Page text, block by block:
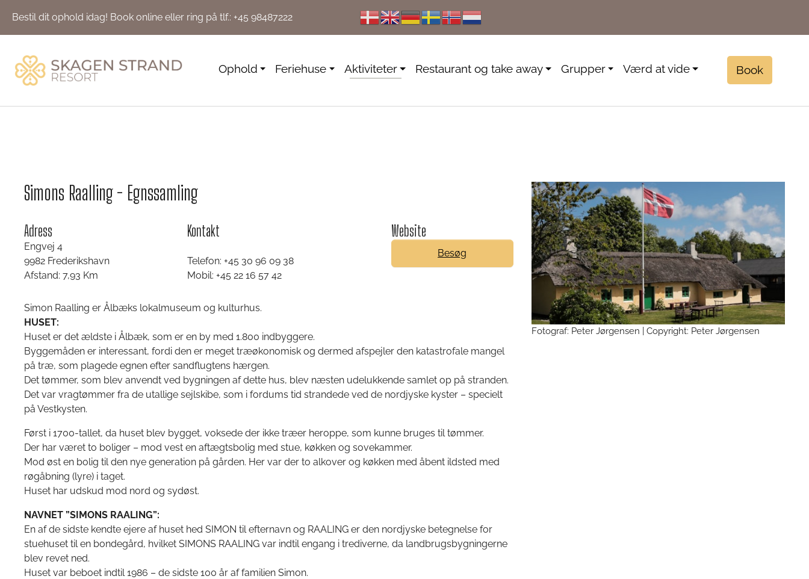
Bestil dit ophold idag! Book online eller ring på tlf.: +45 98487222
Ophold Feriehuse Aktiviteter Restaurant og take away Grupper Værd at vide Book
Simons Raalling - Egnssamling
Adress
Engvej 4
9982 Frederikshavn
Afstand: 7,93 Km
Kontakt
Telefon: +45 30 96 09 38
Mobil: +45 22 16 57 42
Website
Besøg
Simon Raalling er Ålbæks lokalmuseum og kulturhus.
HUSET:
Huset er det ældste i Ålbæk, som er en by med 1.800 indbyggere.
Byggemåden er interessant, fordi den er meget træøkonomisk og dermed afspejler den katastrofale mangel
på træ, som plagede egnen efter sandflugtens hærgen.
Det tømmer, som blev anvendt ved bygningen af dette hus, blev næsten udelukkende samlet op på stranden.
Det var vragtømmer fra de utallige sejlskibe, som i fordums tid strandede ved de nordjyske kyster – specielt
på Vestkysten.
Først i 1700-tallet, da huset blev bygget, voksede der ikke træer heroppe, som kunne bruges til tømmer.
Der har været to boliger – mod vest en aftægtsbolig med stue, køkken og sovekammer.
Mod øst en bolig til den nye generation på gården. Her var der to alkover og køkken med åbent ildsted med
røgåbning (lyre) i taget.
Huset har udskud mod nord og sydøst.
NAVNET ”SIMONS RAALING”:
En af de sidste kendte ejere af huset hed SIMON til efternavn og RAALING er den nordjyske betegnelse for
stuehuset til en bondegård, hvilket SIMONS RAALING var indtil engang i trediverne, da landbrugsbygningerne
blev revet ned.
Huset var beboet indtil 1986 – de sidste 100 år af familien Simon.
Fotograf: Peter Jørgensen | Copyright: Peter Jørgensen